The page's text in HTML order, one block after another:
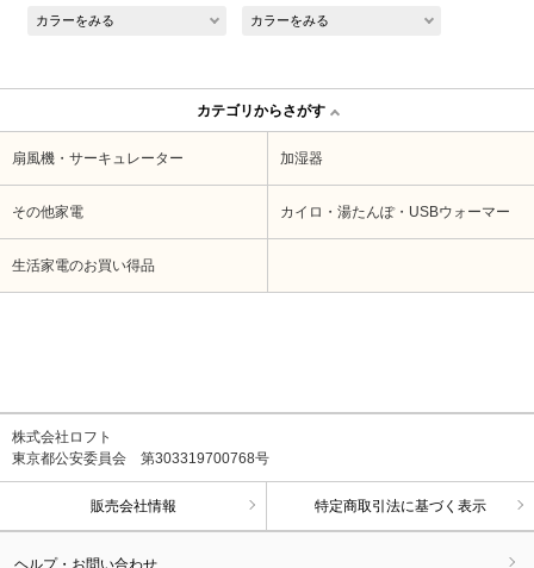
カラーをみる カラーをみる
カテゴリからさがす
扇風機・サーキュレーター 加湿器
その他家電 カイロ・湯たんぽ・USBウォーマー
生活家電のお買い得品
株式会社ロフト
東京都公安委員会 第303319700768号
販売会社情報 特定商取引法に基づく表示